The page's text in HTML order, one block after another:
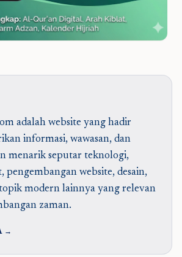
adalah website yang hadir
informasi, wawasan, dan
menarik seputar teknologi,
pengembangan website, desain,
modern lainnya yang relevan
zaman.
→